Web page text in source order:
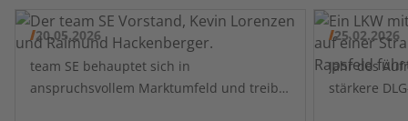
20.05.2026
team SE behauptet sich in
anspruchsvollem Marktumfeld und treibt
25.02.2026
Jahr des Aufräumens ebnet Weg für
stärkere